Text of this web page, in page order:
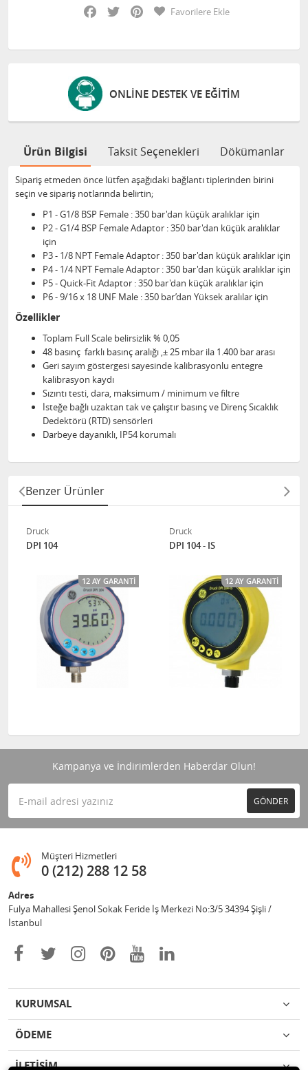
Facebook
Twitter PinterestFavorilere Ekle
ONLINE DESTEK VE EĞITIM
Ürün Bilgisi Taksit Seçenekleri Dökümanlar
Sipariş etmeden önce lütfen aşağıdaki bağlantı tiplerinden birini
seçin ve sipariş notlarında belirtin;
P1 - G1/8 BSP Female : 350 bar'dan küçük aralıklar için
P2 - G1/4 BSP Female Adaptor : 350 bar'dan küçük aralıklar
için
P3 - 1/8 NPT Female Adaptor : 350 bar'dan küçük aralıklar için
P4 - 1/4 NPT Female Adaptor : 350 bar'dan küçük aralıklar için
P5 - Quick-Fit Adaptor : 350 bar'dan küçük aralıklar için
P6 - 9/16 x 18 UNF Male : 350 bar’dan Yüksek aralılar için
Özellikler
Toplam Full Scale belirsizlik % 0,05
48 basınç farklı basınç aralığı ,± 25 mbar ila 1.400 bar arası
Geri sayım göstergesi sayesinde kalibrasyonlu entegre
kalibrasyon kaydı
Sızıntı testi, dara, maksimum / minimum ve filtre
İsteğe bağlı uzaktan tak ve çalıştır basınç ve Direnç Sıcaklık
Dedektörü (RTD) sensörleri
Darbeye dayanıklı, IP54 korumalı
Benzer Ürünler
Druck
DPI 104
12 AY GARANTI
Druck
DPI 104 - IS
12 AY GARANTI
Kampanya ve İndirimlerden Haberdar Olun!
GÖNDER
Müşteri Hizmetleri
0 (212) 288 12 58
Adres
Fulya Mahallesi Şenol Sokak Feride İş Merkezi No:3/5 34394 Şişli /
İstanbul
KURUMSAL
ÖDEME
İLETİŞİM